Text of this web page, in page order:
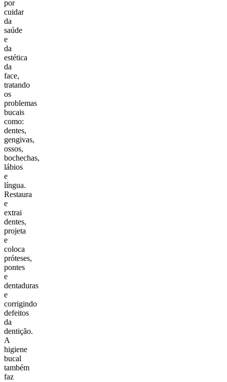
por
cuidar
da
saúde
e
da
estética
da
face,
tratando
os
problemas
bucais
como:
dentes,
gengivas,
ossos,
bochechas,
lábios
e
língua.
Restaura
e
extrai
dentes,
projeta
e
coloca
próteses,
pontes
e
dentaduras
e
corrigindo
defeitos
da
dentição.
A
higiene
bucal
também
faz